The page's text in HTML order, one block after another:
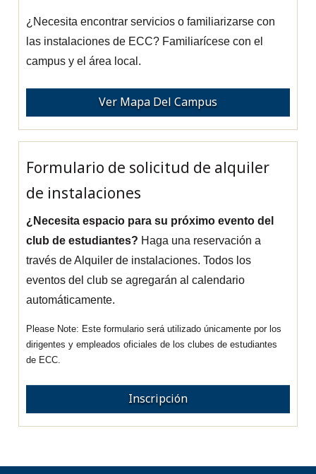
¿Necesita encontrar servicios o familiarizarse con
las instalaciones de ECC? Familiarícese con el
campus y el área local.
Ver Mapa Del Campus
Formulario de solicitud de alquiler
de instalaciones
¿Necesita espacio para su próximo evento del
club de estudiantes? Haga una reservación a
través de Alquiler de instalaciones. Todos los
eventos del club se agregarán al calendario
automáticamente.
Este formulario será utilizado únicamente por los
dirigentes y empleados oficiales de los clubes de estudiantes
de ECC.
Inscripción